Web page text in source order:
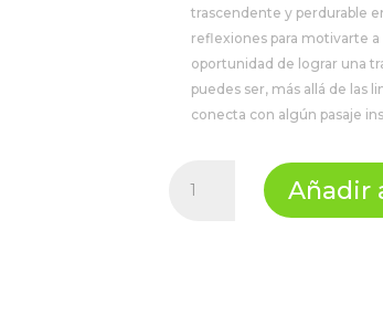
trascendente y perdurable
reflexiones para motivarte
oportunidad de lograr una
puedes ser, más allá de las
conecta con algún pasaje
para
Añadir